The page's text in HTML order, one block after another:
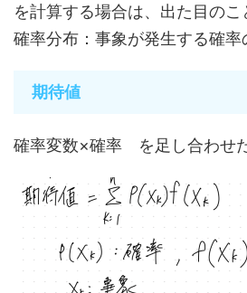
を計算する場合は、出た目のこ
確率分布：事象が発生する確率
期待値
確率変数×確率 を足し合わせ